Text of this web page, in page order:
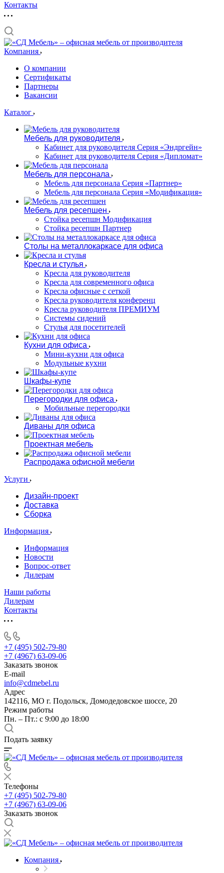
Контакты
Компания
О компании
Сертификаты
Партнеры
Вакансии
Каталог
Мебель для руководителя
Кабинет для руководителя Серия «Эндргейн»
Кабинет для руководителя Серия «Дипломат»
Мебель для персонала
Мебель для персонала Серия «Партнер»
Мебель для персонала Серия «Модификация»
Мебель для ресепшен
Стойка ресепшн Модификация
Стойка ресепшн Партнер
Столы на металлокаркасе для офиса
Кресла и стулья
Кресла для руководителя
Кресла для современного офиса
Кресла офисные с сеткой
Кресла руководителя конференц
Кресла руководителя ПРЕМИУМ
Системы сидений
Стулья для посетителей
Кухни для офиса
Мини-кухни для офиса
Модульные кухни
Шкафы-купе
Перегородки для офиса
Мобильные перегородки
Диваны для офиса
Проектная мебель
Распродажа офисной мебели
Услуги
Дизайн-проект
Доставка
Сборка
Информация
Информация
Новости
Вопрос-ответ
Дилерам
Наши работы
Дилерам
Контакты
+7 (495) 502-79-80
+7 (4967) 63-09-06
Заказать звонок
E-mail
info@cdmebel.ru
Адрес
142116, МО г. Подольск, Домодедовское шоссе, 20
Режим работы
Пн. – Пт.: с 9:00 до 18:00
Подать заявку
Телефоны
+7 (495) 502-79-80
+7 (4967) 63-09-06
Заказать звонок
Компания